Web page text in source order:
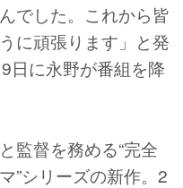
でした。これから皆
に頑張ります」と発
日に永野が番組を降
監督を務める“完全
”シリーズの新作。2